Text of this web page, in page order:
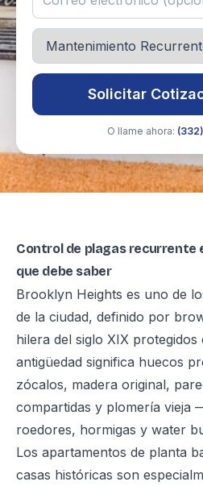
Solicitar
O llame ahora:
Control de plagas recurrente
que debe saber
Brooklyn Heights es uno de
de la ciudad, definido por
hilera del siglo XIX
antigüedad significa huecos
zócalos, madera original,
compartidas y plomería vieja
roedores, hormigas y water
Los apartamentos de planta
casas históricas son